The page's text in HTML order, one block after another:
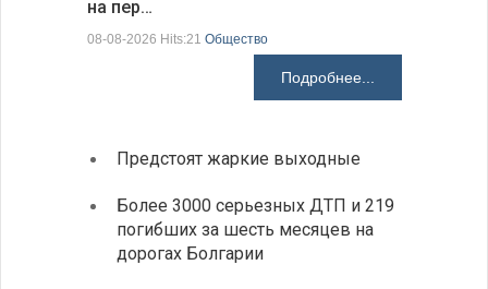
на пер…
08-08-2026 Hits:21 Общество
Подробнее...
Предстоят жаркие выходные
Более 3000 серьезных ДТП и 219
погибших за шесть месяцев на
дорогах Болгарии